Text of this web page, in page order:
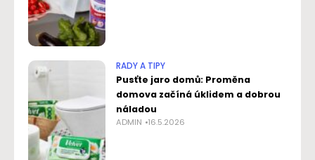
RADY A TIPY
Pusťte jaro domů: Proměna
domova začíná úklidem a dobrou
náladou
ADMIN 16.5.2026